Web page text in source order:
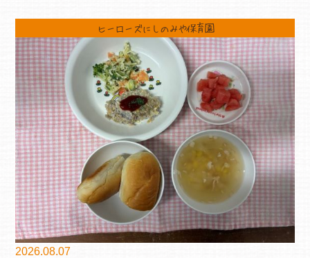
ヒーローズにしのみや保育園
2026.08.07